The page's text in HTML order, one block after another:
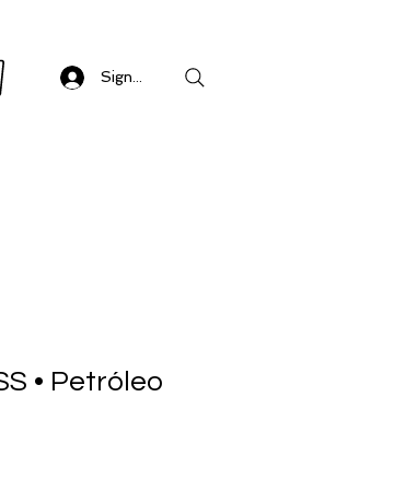
Sign in/ Log in
• Petróleo